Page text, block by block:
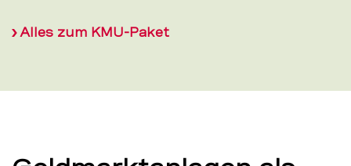
Alles zum KMU-Paket